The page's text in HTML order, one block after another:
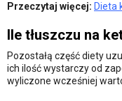
Przeczytaj więcej: Dieta
Ile tłuszczu na
Pozostałą część diety
ich ilość wystarczy od
wyliczone wcześniej